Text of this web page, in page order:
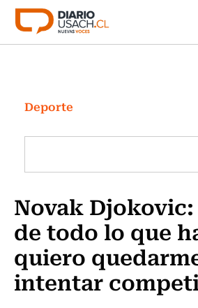
Click acá para ir directamente al
Investigación
Cultura
Programas Radio y TV Usach
Deporte
Novak Djokovic:
de todo lo que
quiero
intentar